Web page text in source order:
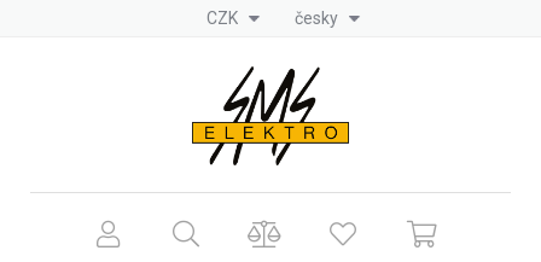
CZK česky